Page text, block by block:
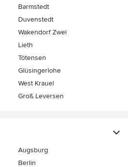
Barmstedt
Duvenstedt
Wakendorf Zwei
Lieth
Tötensen
Glüsingerlohe
West Krauel
Groß Leversen
Augsburg
Berlin